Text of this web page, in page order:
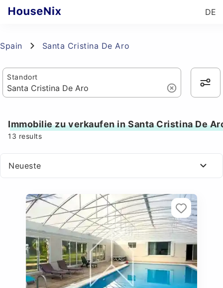
DE
Spain Santa Cristina De Aro
Standort
Immobilie zu verkaufen in Santa Cristina De
13 results
Neueste